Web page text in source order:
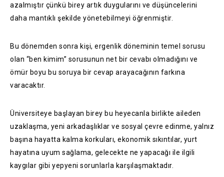
azalmıştır çünkü birey artık duygularını ve düşüncelerini
daha mantıklı şekilde yönetebilmeyi öğrenmiştir.
Bu dönemden sonra kişi, ergenlik döneminin temel sorusu
olan “ben kimim” sorusunun net bir cevabı olmadığını ve
ömür boyu bu soruya bir cevap arayacağının farkına
varacaktır.
Üniversiteye başlayan birey bu heyecanla birlikte aileden
uzaklaşma, yeni arkadaşlıklar ve sosyal çevre edinme, yalnız
başına hayatta kalma korkuları, ekonomik sıkıntılar, yurt
hayatına uyum sağlama, gelecekte ne yapacağı ile ilgili
kaygılar gibi yepyeni sorunlarla karşılaşmaktadır.